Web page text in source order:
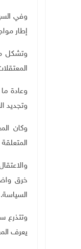
إطار
وتشكل
وعادة
وتجديد
وكان
خرق
السياسة.
وتتذرع
يعرف